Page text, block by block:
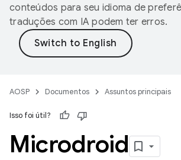
conteúdos para seu idioma de
traduções com IA podem ter erros.
AOSP Documentos Assuntos principais
Isso foi útil?
Microdroid